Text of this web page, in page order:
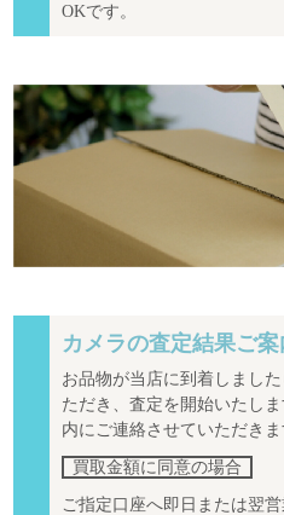
OKです。
カメラの査定結果ご案
お品物が当店に到着しまし
ただき、査定を開始いたし
内にご連絡させていただきま
買取金額に同意の場合
ご指定口座へ即日または翌